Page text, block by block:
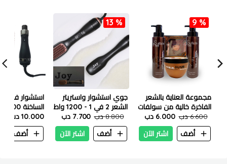
9 %
مجموعة العناية بالشعر
الفاخرة خالية من سولفات
6.600 دب
6.000 دب
أضف
اشتر الآن
13 %
جوي استشوار واستريتر
الشعر 2 في 1 - 1200 واط
8.800 دب
7.700 دب
أضف
اشتر الآن
استشوار
806
10.000 دب
أضف